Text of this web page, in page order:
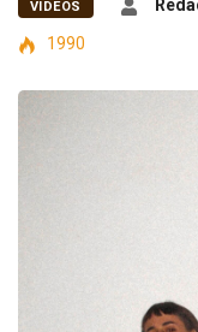
VIDEOS
1990